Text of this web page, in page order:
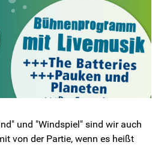
und "Windspiel" sind wir auch
von der Partie, wenn es heißt